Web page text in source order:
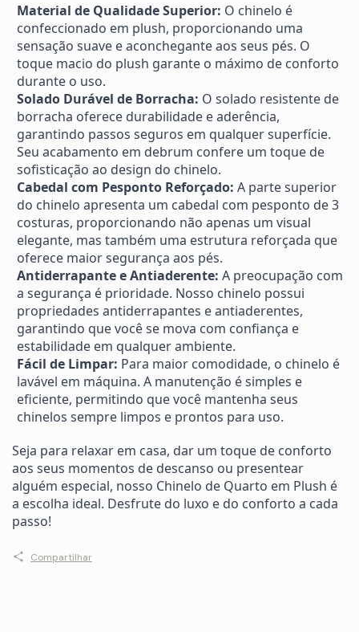
Material de Qualidade Superior: O chinelo é
confeccionado em plush, proporcionando uma
sensação suave e aconchegante aos seus pés. O
toque macio do plush garante o máximo de conforto
durante o uso.
Solado Durável de Borracha: O solado resistente de
borracha oferece durabilidade e aderência,
garantindo passos seguros em qualquer superfície.
Seu acabamento em debrum confere um toque de
sofisticação ao design do chinelo.
Cabedal com Pesponto Reforçado: A parte superior
do chinelo apresenta um cabedal com pesponto de 3
costuras, proporcionando não apenas um visual
elegante, mas também uma estrutura reforçada que
oferece maior segurança aos pés.
Antiderrapante e Antiaderente: A preocupação com
a segurança é prioridade. Nosso chinelo possui
propriedades antiderrapantes e antiaderentes,
garantindo que você se mova com confiança e
estabilidade em qualquer ambiente.
Fácil de Limpar: Para maior comodidade, o chinelo é
lavável em máquina. A manutenção é simples e
eficiente, permitindo que você mantenha seus
chinelos sempre limpos e prontos para uso.
Seja para relaxar em casa, dar um toque de conforto
aos seus momentos de descanso ou presentear
alguém especial, nosso Chinelo de Quarto em Plush é
a escolha ideal. Desfrute do luxo e do conforto a cada
passo!
Compartilhar